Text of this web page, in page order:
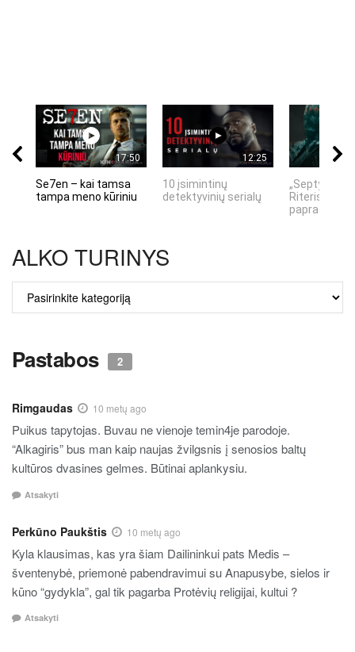
17:50
Se7en – kai tamsa
tampa meno kūriniu
12:25
10 įsimintinų
detektyvinių serialų
„Septynių
Riteris" – kai
ALKO TURINYS
ALKO
TURINYS
Pastabos 2
Rimgaudas 10 metų ago
Puikus tapytojas. Buvau ne vienoje temin4je parodoje.
“Alkagiris” bus man kaip naujas žvilgsnis į senosios baltų
kultūros dvasines gelmes. Būtinai aplankysiu.
Atsakyti
Perkūno Paukštis 10 metų ago
Kyla klausimas, kas yra šiam Dailininkui pats Medis –
šventenybė, priemonė pabendravimui su Anapusybe, sielos ir
kūno “gydykla”, gal tik pagarba Protėvių religijai, kultui ?
Atsakyti